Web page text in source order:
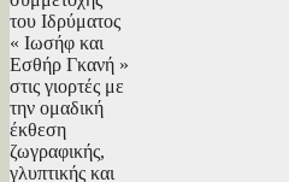
του Ιδρύματος
« Ιωσήφ και
Εσθήρ Γκανή »
στις γιορτές με
την ομαδική
έκθεση
ζωγραφικής,
γλυπτικής και